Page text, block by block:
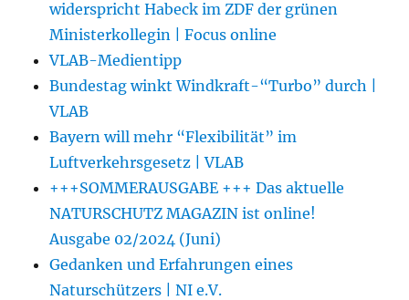
widerspricht Habeck im ZDF der grünen
Ministerkollegin | Focus online
VLAB-Medientipp
Bundestag winkt Windkraft-“Turbo” durch |
VLAB
Bayern will mehr “Flexibilität” im
Luftverkehrsgesetz | VLAB
+++SOMMERAUSGABE +++ Das aktuelle
NATURSCHUTZ MAGAZIN ist online!
Ausgabe 02/2024 (Juni)
Gedanken und Erfahrungen eines
Naturschützers | NI e.V.